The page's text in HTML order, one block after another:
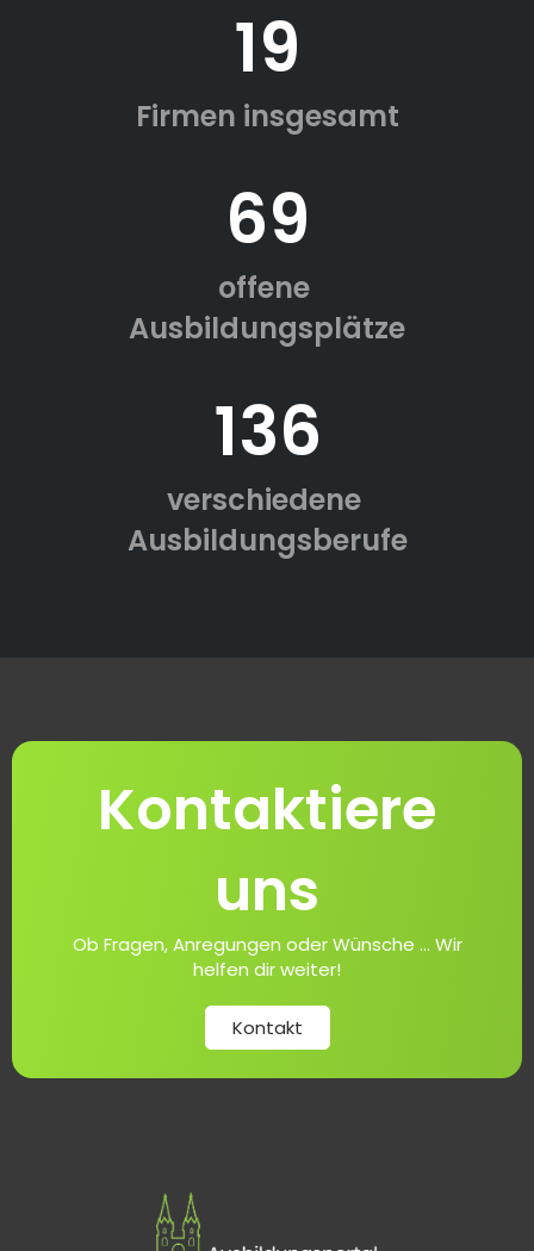
19
Firmen insgesamt
69
offene
Ausbildungsplätze
136
verschiedene
Ausbildungsberufe
Kontaktiere
uns
Ob Fragen, Anregungen oder Wünsche ... Wir
helfen dir weiter!
Kontakt